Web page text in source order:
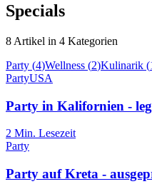
Specials
8 Artikel in 4 Kategorien
Party (4)Wellness (2)Kulinarik (
PartyUSA
Party in Kalifornien -
2 Min. Lesezeit
Party
Party auf Kreta -